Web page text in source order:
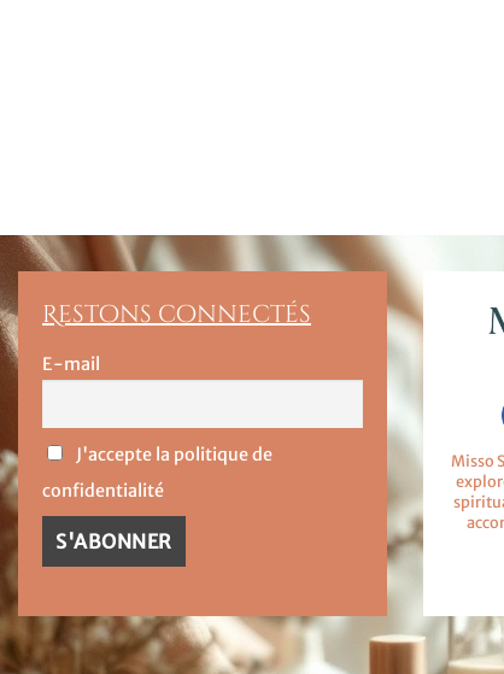
Restons connectés
E-mail
J'accepte la politique de
confidentialité
Misso